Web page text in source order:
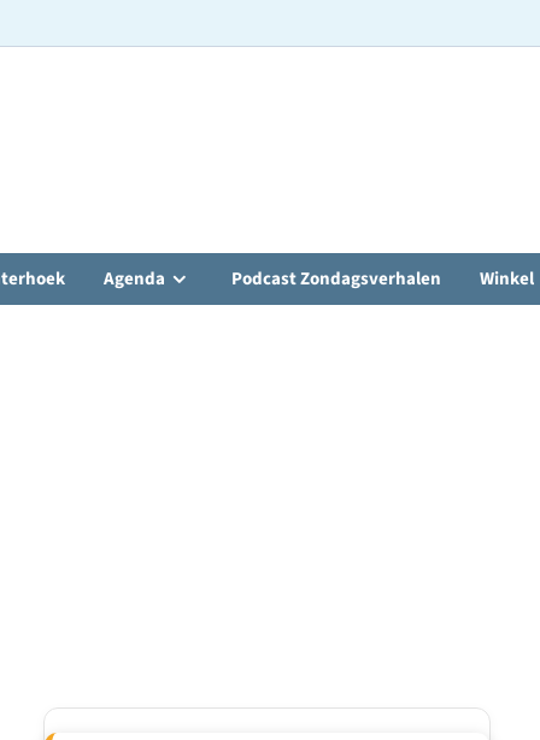
Agenda Podcast Zondagsverhalen Winkel